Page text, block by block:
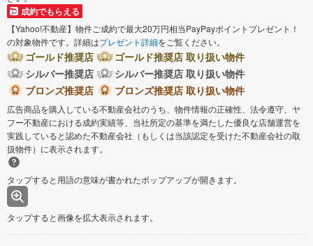
成約でもらえる
【Yahoo!不動産】物件ご成約で最大20万円相当PayPayポイントプレゼント！
の対象物件です。詳細はプレゼント詳細をご覧ください。
ゴールド推奨店
ゴールド推奨店 取り扱い物件
シルバー推奨店
シルバー推奨店 取り扱い物件
ブロンズ推奨店
ブロンズ推奨店 取り扱い物件
広告商品を購入している不動産会社のうち、物件情報の正確性、法令遵守、ヤ
フー不動産における成約実績等、当社所定の基準を満たした優良な店舗運営を
実践していると認めた不動産会社（もしくは当該認定を受けた不動産会社の取
扱物件）に表示されます。
タップすると用語の意味が書かれたポップアップが開きます。
タップすると画像を拡大表示されます。